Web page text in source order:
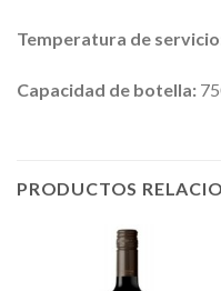
Temperatura de
Capacidad de botella:
PRODUCTOS